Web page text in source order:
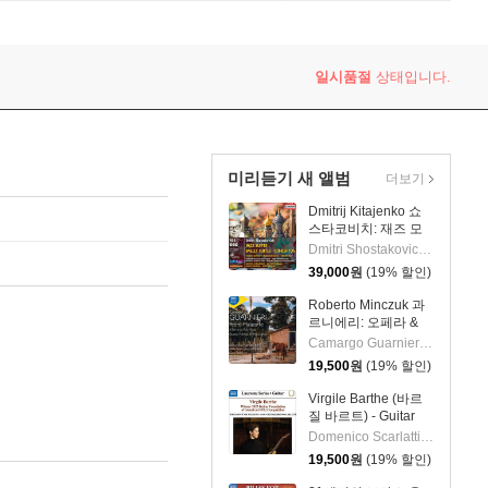
일시품절 상태입니다.
미리듣기 새 앨범
Dmitrij Kitajenko 쇼
스타코비치: 재즈 모
음곡, 발레 모음곡, 협
주곡들
(Shostakovich: Jazz
Suite; Ballet Suites;
Concertos)
Dmitri Shostakovich 작곡 외 6명
39,000원 (19% 할인)
Roberto Minczuk 과
르니에리: 오페라 &
관현악 작품집
(Guarnieri: Pedro
Malazarte)
Camargo Guarnieri 작곡 외 2명
19,500원 (19% 할인)
Virgile Barthe (바르
질 바르트) - Guitar
Recital (기타 리사이
틀)
Domenico Scarlatti 작곡 외 5명
19,500원 (19% 할인)
더보기